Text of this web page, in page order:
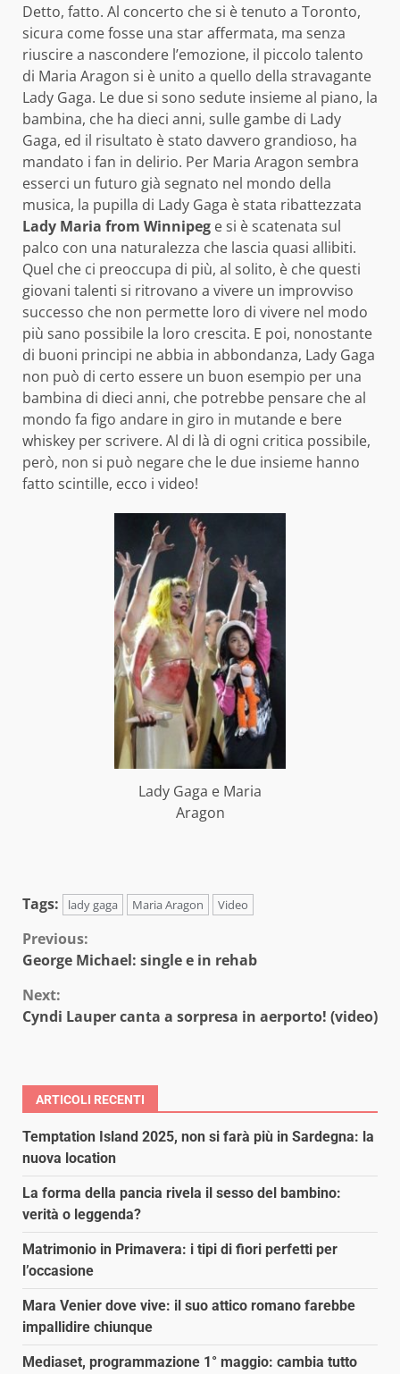
Detto, fatto. Al concerto che si è tenuto a Toronto,
sicura come fosse una star affermata, ma senza
riuscire a nascondere l’emozione, il piccolo talento
di Maria Aragon si è unito a quello della stravagante
Lady Gaga. Le due si sono sedute insieme al piano, la
bambina, che ha dieci anni, sulle gambe di Lady
Gaga, ed il risultato è stato davvero grandioso, ha
mandato i fan in delirio. Per Maria Aragon sembra
esserci un futuro già segnato nel mondo della
musica, la pupilla di Lady Gaga è stata ribattezzata
Lady Maria from Winnipeg e si è scatenata sul
palco con una naturalezza che lascia quasi allibiti.
Quel che ci preoccupa di più, al solito, è che questi
giovani talenti si ritrovano a vivere un improvviso
successo che non permette loro di vivere nel modo
più sano possibile la loro crescita. E poi, nonostante
di buoni principi ne abbia in abbondanza, Lady Gaga
non può di certo essere un buon esempio per una
bambina di dieci anni, che potrebbe pensare che al
mondo fa figo andare in giro in mutande e bere
whiskey per scrivere. Al di là di ogni critica possibile,
però, non si può negare che le due insieme hanno
fatto scintille, ecco i video!
Lady Gaga e Maria
Aragon
Tags: lady gaga Maria Aragon Video
Continue
Reading
Previous:
George Michael: single e in rehab
Next:
Cyndi Lauper canta a sorpresa in aerporto! (video)
ARTICOLI RECENTI
Temptation Island 2025, non si farà più in Sardegna: la
nuova location
La forma della pancia rivela il sesso del bambino:
verità o leggenda?
Matrimonio in Primavera: i tipi di fiori perfetti per
l’occasione
Mara Venier dove vive: il suo attico romano farebbe
impallidire chiunque
Mediaset, programmazione 1° maggio: cambia tutto